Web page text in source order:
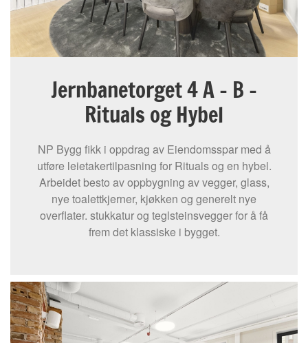
Jernbanetorget 4 A – B –
Rituals og Hybel
NP Bygg fikk i oppdrag av Eiendomsspar med å
utføre leietakertilpasning for Rituals og en hybel.
Arbeidet besto av oppbygning av vegger, glass,
nye toalettkjerner, kjøkken og generelt nye
overflater. stukkatur og teglsteinsvegger for å få
frem det klassiske i bygget.